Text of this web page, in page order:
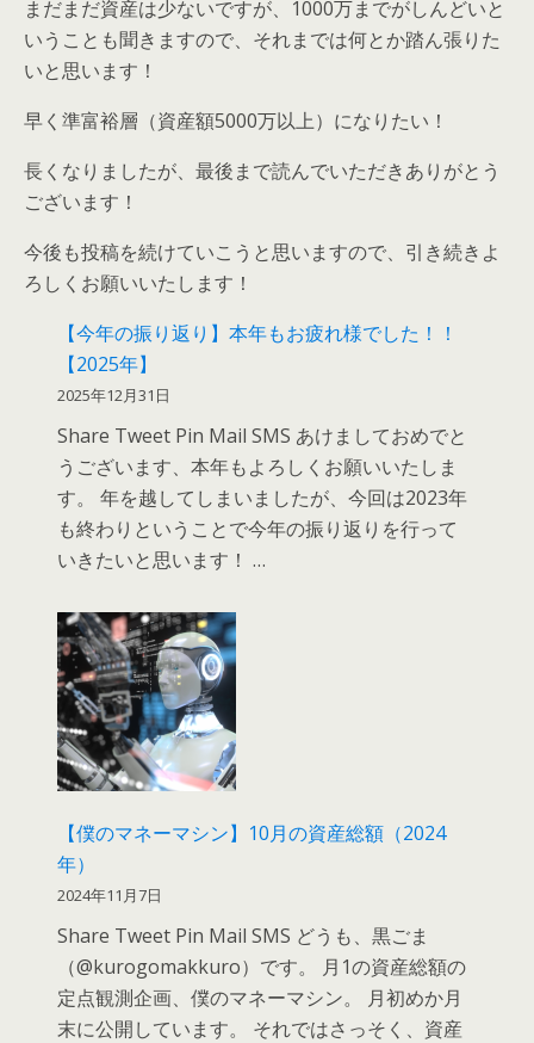
まだまだ資産は少ないですが、1000万までがしんどいと
いうことも聞きますので、それまでは何とか踏ん張りた
いと思います！
早く準富裕層（資産額5000万以上）になりたい！
長くなりましたが、最後まで読んでいただきありがとう
ございます！
今後も投稿を続けていこうと思いますので、引き続きよ
ろしくお願いいたします！
【今年の振り返り】本年もお疲れ様でした！！
【2025年】
2025年12月31日
Share Tweet Pin Mail SMS あけましておめでと
うございます、本年もよろしくお願いいたしま
す。 年を越してしまいましたが、今回は2023年
も終わりということで今年の振り返りを行って
いきたいと思います！ …
【僕のマネーマシン】10月の資産総額（2024
年）
2024年11月7日
Share Tweet Pin Mail SMS どうも、黒ごま
（@kurogomakkuro）です。 月1の資産総額の
定点観測企画、僕のマネーマシン。 月初めか月
末に公開しています。 それではさっそく、資産